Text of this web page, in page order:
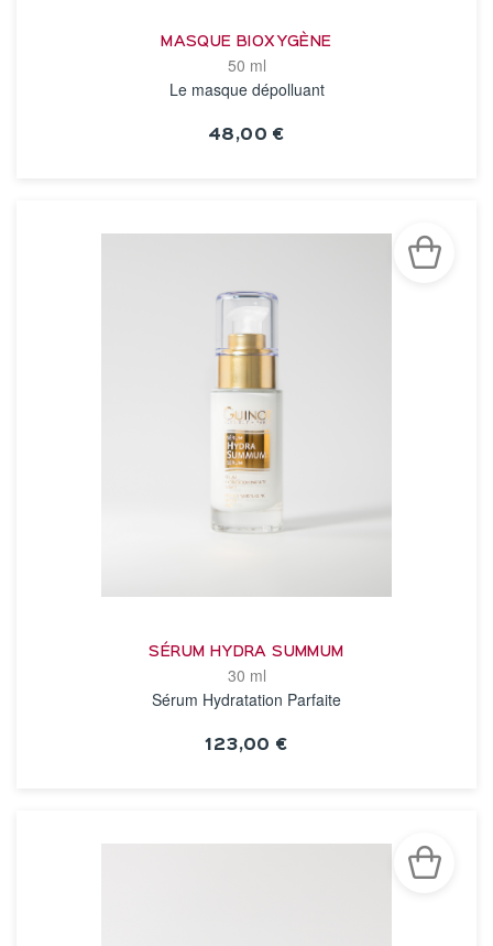
MASQUE BIOXYGÈNE
50 ml
Le masque dépolluant
48,00 €
SÉRUM HYDRA SUMMUM
30 ml
Sérum Hydratation Parfaite
123,00 €